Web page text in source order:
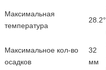
Максимальная
температура
28.2°
Максимальное кол-во
осадков
32
мм